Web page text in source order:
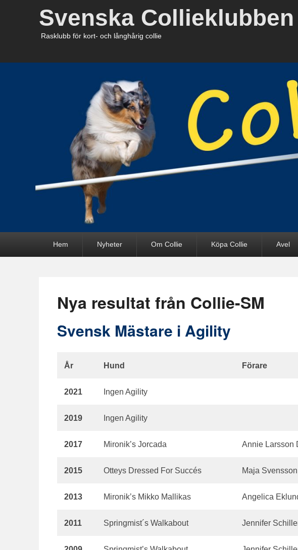
Svenska Collieklubben
Rasklubb för kort- och långhårig collie
Hem Nyheter Om Collie Köpa Collie Avel
Nya resultat från Collie-SM
Svensk Mästare i Agility
År Hund Förare
2021 Ingen Agility
2019 Ingen Agility
2017 Mironik’s Jorcada Annie Larsson
2015 Otteys Dressed For Succés Maja Svensson
2013 Mironik’s Mikko Mallikas Angelica
2011 Springmist´s Walkabout Jennifer